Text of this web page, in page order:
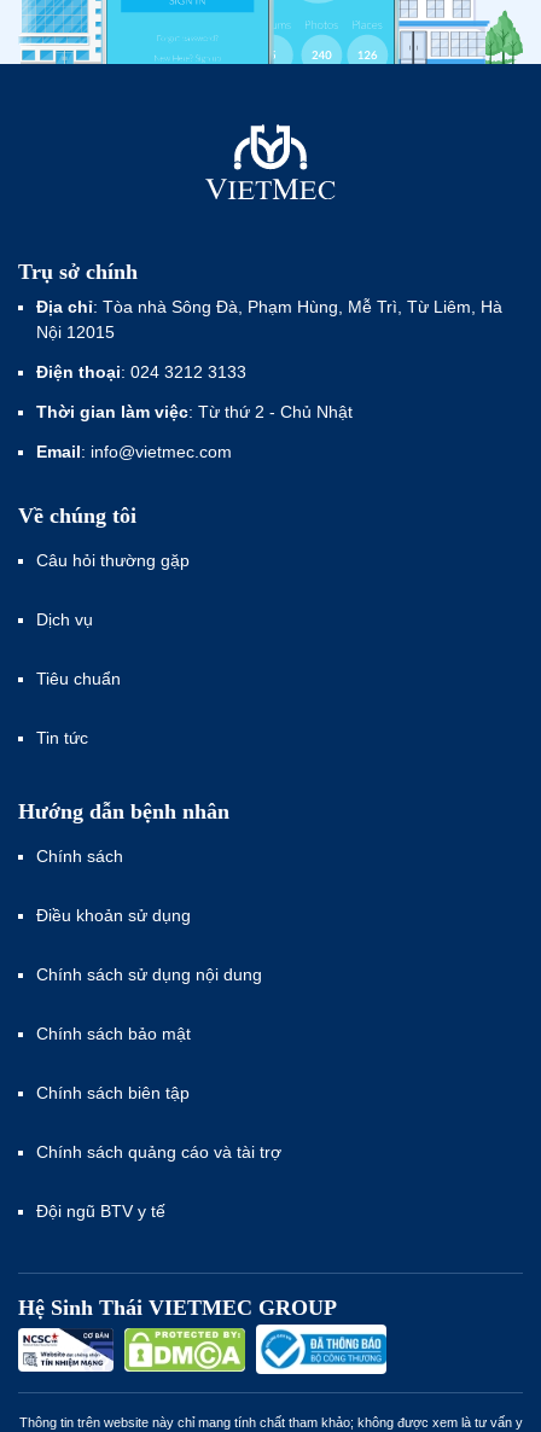
Trụ sở chính
Địa chỉ: Tòa nhà Sông Đà, Phạm Hùng, Mễ Trì, Từ Liêm, Hà
Nội 12015
Điện thoại: 024 3212 3133
Thời gian làm việc: Từ thứ 2 - Chủ Nhật
Email: info@vietmec.com
Về chúng tôi
Câu hỏi thường gặp
Dịch vụ
Tiêu chuẩn
Tin tức
Hướng dẫn bệnh nhân
Chính sách
Điều khoản sử dụng
Chính sách sử dụng nội dung
Chính sách bảo mật
Chính sách biên tập
Chính sách quảng cáo và tài trợ
Đội ngũ BTV y tế
Hệ Sinh Thái VIETMEC GROUP
Thông tin trên website này chỉ mang tính chất tham khảo; không được xem là tư vấn y